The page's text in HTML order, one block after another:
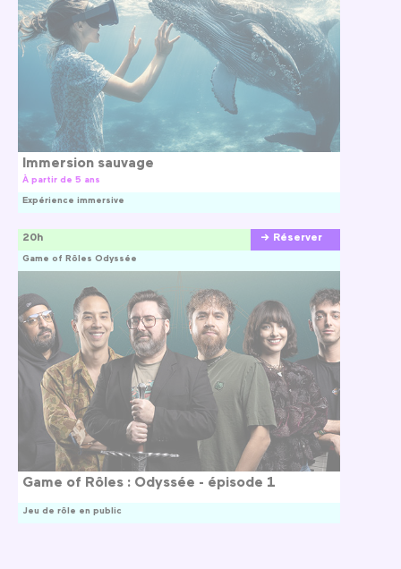
Immersion sauvage
À partir de 5 ans
Expérience immersive
Game of Rôles Odyssée
20h Réserver
Game of Rôles : Odyssée - épisode 1
Jeu de rôle en public